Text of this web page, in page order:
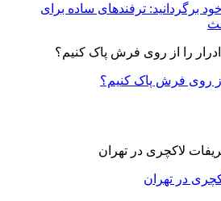
برگردانید: ترفندهای ساده برای
روی فرش پاک کنیم؟
در تهران